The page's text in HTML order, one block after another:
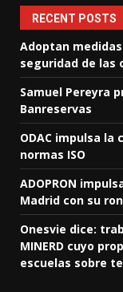
RECENT POSTS
Adoptan
seguridad de las
Samuel Pereyra
Banreservas
ODAC impulsa la
normas ISO
ADOPRON
Madrid con su
Onesvie dice:
MINERD cuyo
escuelas sobre